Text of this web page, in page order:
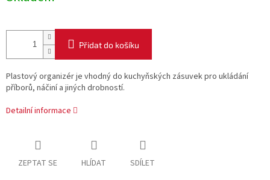
Přidat do košíku
Plastový organizér je vhodný do kuchyňských zásuvek pro ukládání
příborů, náčiní a jiných drobností.
Detailní informace
ZEPTAT SE HLÍDAT SDÍLET